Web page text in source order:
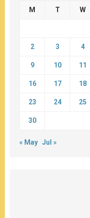
M T W
2 3 4
9 10 11
16 17 18
23 24 25
30
« May Jul »